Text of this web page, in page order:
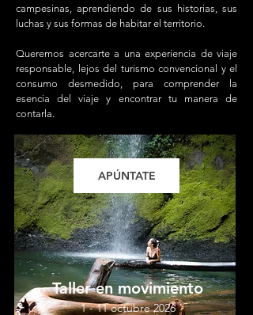
campesinas, aprendiendo de sus historias, sus
luchas y sus formas de habitar el territorio.
Queremos acercarte a una experiencia de viaje
responsable, lejos del turismo convencional y el
consumo desmedido, para comprender la
esencia del viaje y encontrar tu manera de
contarla.
Taller en movimiento
1 - 11 octubre 2026
APÚNTATE